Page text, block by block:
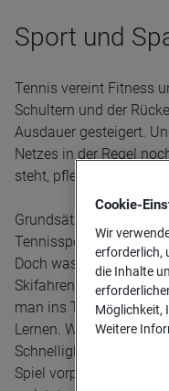
Sport und
Tennis vereint Fitness
Schultern und der
Ausdauer gesteigert.
Netzes in der Regel
steht, pflegst du
Grundsätzlich kann
Tennissport angehen.
Doch was für andere
Skifahren gilt, ist auch
man ins Training
Lernen. Weil es beim
Schnelligkeit ankommt,
Spiel vorprogrammiert.
Cookie-­
Wir
erforderlich,
die Inhalte
Möglichkeit,
Weitere